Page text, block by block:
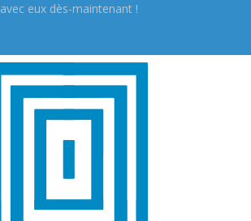
avec eux dès-maintenant !